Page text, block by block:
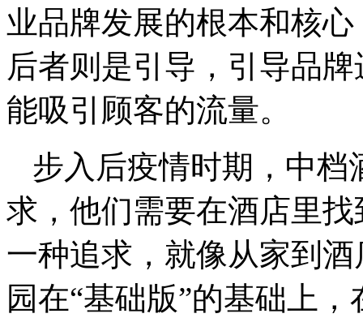
业品牌发展的根本和核
后者则是引导，引导品
能吸引顾客的流量。
步入后疫情时期，中档
求，他们需要在酒店里
一种追求，就像从家到
园在“基础版”的基础上